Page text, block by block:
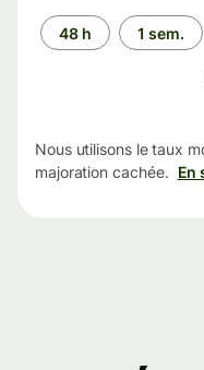
Période
48 h 1 sem.
Nous utilisons le taux
majoration cachée. En